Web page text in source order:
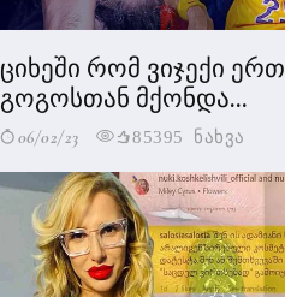
ციხეში რომ ვიჯექი ერთ
გოგოსთან მქონდა...
06/02/23 85395 ნახვა